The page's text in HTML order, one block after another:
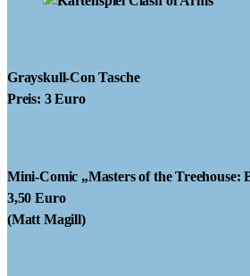
Grayskull-Con Tasche
Preis: 3 Euro
Mini-Comic „Masters of the Treehouse:
3,50 Euro
(Matt Magill)